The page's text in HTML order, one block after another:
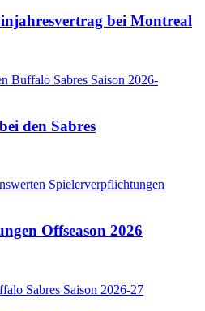
bei Montreal
den Sabres
Offseason 2026